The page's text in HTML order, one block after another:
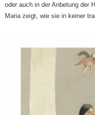
oder auch in der Anbetung der
Maria zeigt, wie sie in keiner